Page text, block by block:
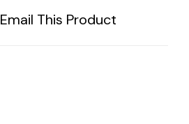
Email This Product